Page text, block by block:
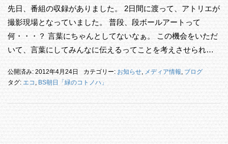
先日、番組の収録がありました。 2日間に渡って、アトリエが
撮影現場となっていました。 普段、段ボールアートって
何・・・？ 言葉にちゃんとしてないなぁ。 この機会をいただ
いて、言葉にしてみんなに伝えるってことを考えさせられ…
公開済み: 2012年4月24日 カテゴリー: お知らせ, メディア情報, ブログ
タグ: エコ , BS朝日「緑のコトノハ」